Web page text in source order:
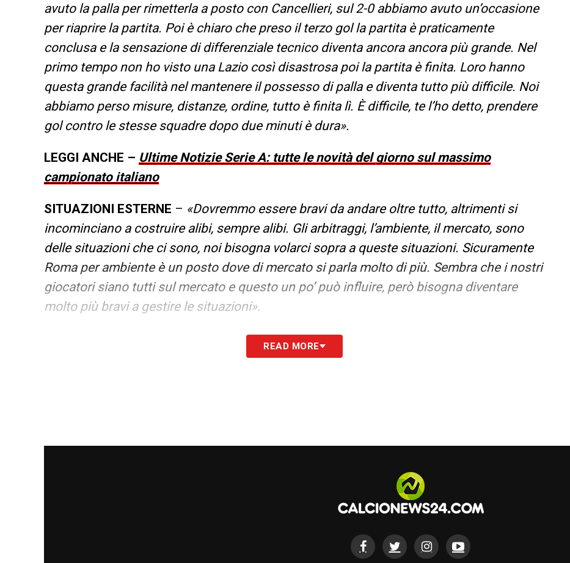
avuto la palla per rimetterla a posto con Cancellieri, sul 2-0 abbiamo avuto un’occasione
per riaprire la partita. Poi è chiaro che preso il terzo gol la partita è praticamente
conclusa e la sensazione di differenziale tecnico diventa ancora ancora più grande. Nel
primo tempo non ho visto una Lazio così disastrosa poi la partita è finita. Loro hanno
questa grande facilità nel mantenere il possesso di palla e diventa tutto più difficile. Noi
abbiamo perso misure, distanze, ordine, tutto è finita lì. È difficile, te l’ho detto, prendere
gol contro le stesse squadre dopo due minuti è dura».
LEGGI ANCHE – Ultime Notizie Serie A: tutte le novità del giorno sul massimo
campionato italiano
SITUAZIONI ESTERNE – «Dovremmo essere bravi da andare oltre tutto, altrimenti si
incominciano a costruire alibi, sempre alibi. Gli arbitraggi, l’ambiente, il mercato, sono
delle situazioni che ci sono, noi bisogna volarci sopra a queste situazioni. Sicuramente
Roma per ambiente è un posto dove di mercato si parla molto di più. Sembra che i nostri
giocatori siano tutti sul mercato e questo un po’ può influire, però bisogna diventare
molto più bravi a gestire le situazioni».
«Fa male, è chiaro. E’ una sconfitta che ti dà frustrazione, però bisogna
essere bravi ad azzerare la partita. Ci sono stati degli episodi che ci hanno indirizzato la
LEGGI LE PAROLE INTEGRALI DI SARRI SU LAZIONEWS24
READ MORE